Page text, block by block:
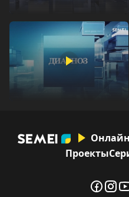
Онлайн
Проекты